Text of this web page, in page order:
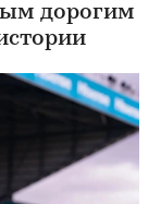
дорогим